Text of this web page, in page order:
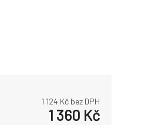
1 124 Kč bez DPH
1 360 Kč